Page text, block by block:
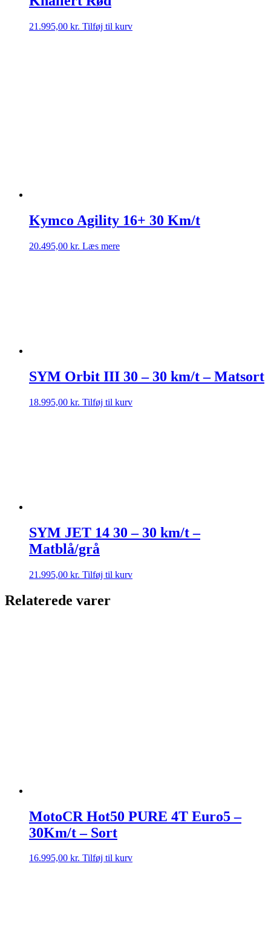
21.995,00 kr. Tilføj til kurv
Kymco Agility 16+ 30 Km/t
20.495,00 kr. Læs mere
SYM Orbit III 30 – 30 km/t – Matsort
18.995,00 kr. Tilføj til kurv
SYM JET 14 30 – 30 km/t –
Matblå/grå
21.995,00 kr. Tilføj til kurv
Relaterede varer
MotoCR Hot50 PURE 4T Euro5 –
30Km/t – Sort
16.995,00 kr. Tilføj til kurv